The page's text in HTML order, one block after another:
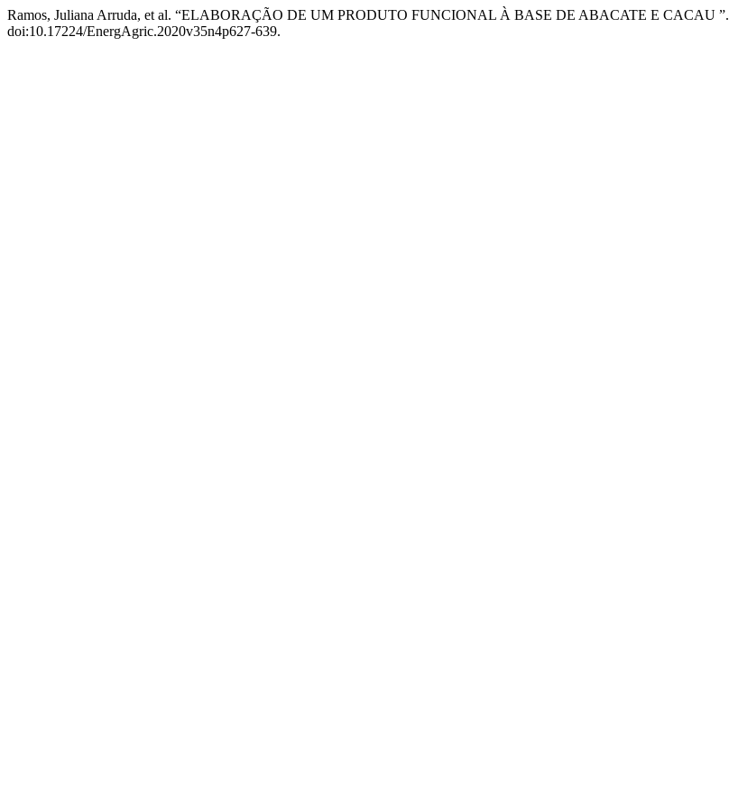
Ramos, Juliana Arruda, et al. “ELABORAÇÃO DE UM PRODUTO FUNCIONAL À BASE DE ABACATE E CACAU ”.
doi:10.17224/EnergAgric.2020v35n4p627-639.